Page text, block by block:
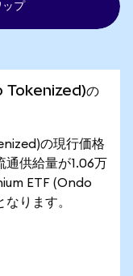
プ
Tokenized)の
の現行価格
供給量が1.06万
ETF (Ondo
ります。